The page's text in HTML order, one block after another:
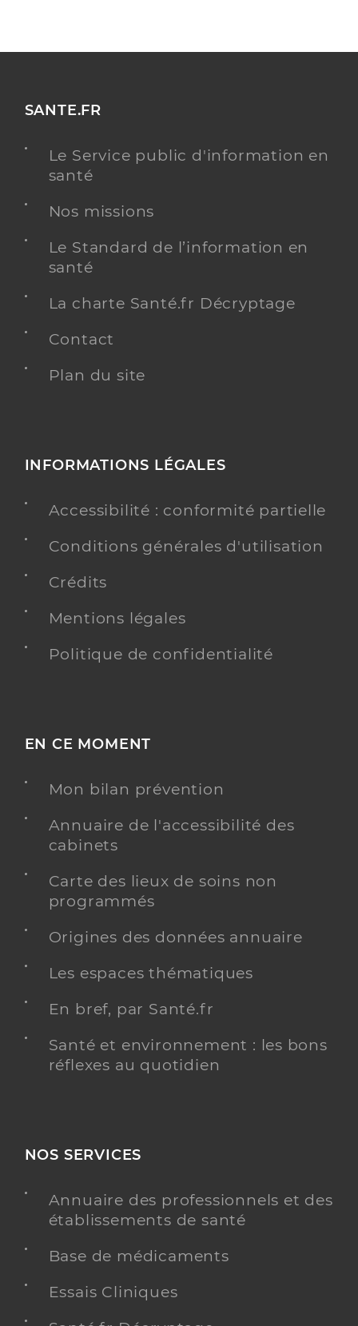
SANTE.FR
Le Service public d'information en
santé
Nos missions
Le Standard de l’information en
santé
La charte Santé.fr Décryptage
Contact
Plan du site
INFORMATIONS LÉGALES
Accessibilité : conformité partielle
Conditions générales d'utilisation
Crédits
Mentions légales
Politique de confidentialité
EN CE MOMENT
Mon bilan prévention
Annuaire de l'accessibilité des
cabinets
Carte des lieux de soins non
programmés
Origines des données annuaire
Les espaces thématiques
En bref, par Santé.fr
Santé et environnement : les bons
réflexes au quotidien
NOS SERVICES
Annuaire des professionnels et des
établissements de santé
Base de médicaments
Essais Cliniques